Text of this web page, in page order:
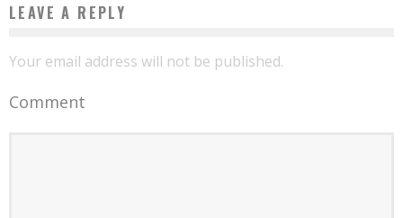
LEAVE A REPLY
Your email address will not be published.
Comment